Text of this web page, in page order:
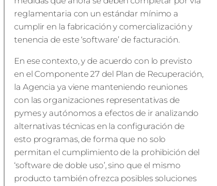
reglamentaria con un estándar mínimo a
cumplir en la fabricación y comercialización y
tenencia de este ‘software’ de facturación.
En ese contexto, y de acuerdo con lo previsto
en el Componente 27 del Plan de Recuperación,
la Agencia ya viene manteniendo reuniones
con las organizaciones representativas de
pymes y autónomos a efectos de ir analizando
alternativas técnicas en la configuración de
esto programas, de forma que no solo
permitan el cumplimiento de la prohibición del
‘software de doble uso’, sino que el mismo
producto también ofrezca posibles soluciones